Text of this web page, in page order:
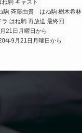
ね駒 キャスト
駒 斉藤由貴
はね駒 樹木希林
ラ はね駒 再放送 最終回
21日月曜日から
年9月21日月曜日から